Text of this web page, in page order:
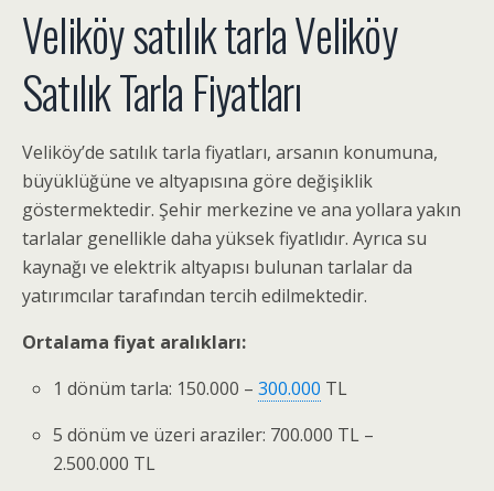
Veliköy satılık tarla Veliköy
Satılık Tarla Fiyatları
Veliköy’de satılık tarla fiyatları, arsanın konumuna,
büyüklüğüne ve altyapısına göre değişiklik
göstermektedir. Şehir merkezine ve ana yollara yakın
tarlalar genellikle daha yüksek fiyatlıdır. Ayrıca su
kaynağı ve elektrik altyapısı bulunan tarlalar da
yatırımcılar tarafından tercih edilmektedir.
Ortalama fiyat aralıkları:
1 dönüm tarla: 150.000 –300.000 TL
5 dönüm ve üzeri araziler: 700.000 TL –
2.500.000 TL